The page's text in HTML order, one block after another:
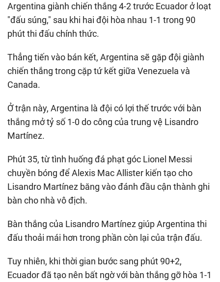
Argentina giành chiến thắng 4-2 trước Ecuador ở loạt
"đấu súng," sau khi hai đội hòa nhau 1-1 trong 90
phút thi đấu chính thức.
Thẳng tiến vào bán kết, Argentina sẽ gặp đội giành
chiến thắng trong cặp tứ kết giữa Venezuela và
Canada.
Ở trận này, Argentina là đội có lợi thế trước với bàn
thắng mở tỷ số 1-0 do công của trung vệ Lisandro
Martínez.
Phút 35, từ tình huống đá phạt góc Lionel Messi
chuyền bóng để Alexis Mac Allister kiến tạo cho
Lisandro Martínez băng vào đánh đầu cận thành ghi
bàn cho nhà vô địch.
Bàn thắng của Lisandro Martínez giúp Argentina thi
đấu thoải mái hơn trong phần còn lại của trận đấu.
Tuy nhiên, khi thời gian bước sang phút 90+2,
Ecuador đã tạo nên bất ngờ với bàn thắng gỡ hòa 1-1